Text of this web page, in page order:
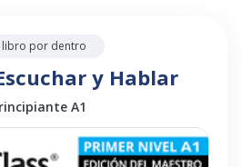
libro por dentro
y Hablar
A1